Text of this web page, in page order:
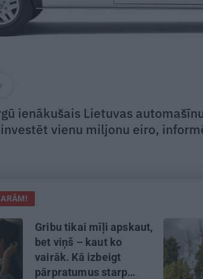
ienākušais Lietuvas
vienu miljonu eiro,
Gribu tikai mīļi apskaut,
bet viņš – kaut ko
vairāk. Kā izbeigt
pārpratumus starp